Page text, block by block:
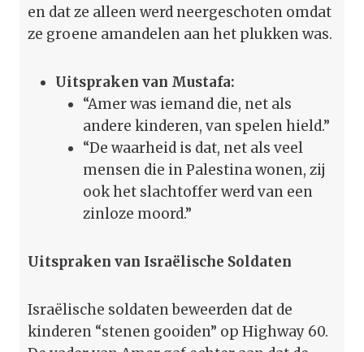
en dat ze alleen werd neergeschoten omdat
ze groene amandelen aan het plukken was.
Uitspraken van Mustafa:
“Amer was iemand die, net als
andere kinderen, van spelen hield.”
“De waarheid is dat, net als veel
mensen die in Palestina wonen, zij
ook het slachtoffer werd van een
zinloze moord.”
Uitspraken van Israëlische Soldaten
Israëlische soldaten beweerden dat de
kinderen “stenen gooiden” op Highway 60.